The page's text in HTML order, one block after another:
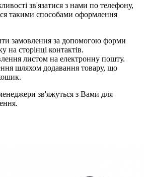
зв'язатися з нами по телефону,
такими способами оформлення
замовлення за допомогою форми
на сторінці контактів.
листом на електронну пошту.
шляхом додавання товару, що
зв'яжуться з Вами для